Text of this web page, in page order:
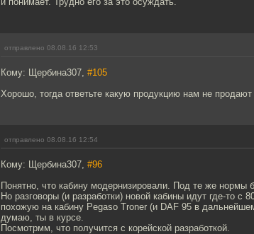
отправлено 08.08.16 12:53
Кому: Щербина307, #105
Хорошо, тогда ответьте какую продукцию нам не
отправлено 08.08.16 12:54
Кому: Щербина307, #96
Понятно, что кабину модернизировали. Под те же нормы
Но разговоры (и разработки) новой кабины идут где-то с
похожую на кабину Pegaso Troner (и DAF 95 в
думаю, ты в курсе.
Посмотрмм, что получится с корейской разработкой.